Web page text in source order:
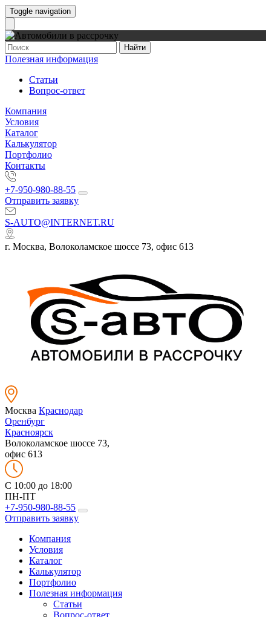
Toggle navigation
Найти
Полезная информация
Статьи
Вопрос-ответ
Компания
Условия
Каталог
Калькулятор
Портфолио
Контакты
+7-950-980-88-55
Отправить заявку
S-AUTO@INTERNET.RU
г. Москва, Волоколамское шоссе 73, офис 613
Москва Краснодар
Оренбург
Красноярск
Волоколамское шоссе 73,
офис 613
C 10:00 до 18:00
ПН-ПТ
+7-950-980-88-55
Отправить заявку
Компания
Условия
Каталог
Калькулятор
Портфолио
Полезная информация
Статьи
Вопрос-ответ